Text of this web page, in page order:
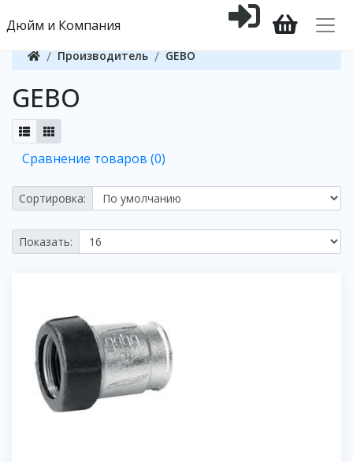
Дюйм и Компания
Производитель GEBO
GEBO
Сравнение товаров (0)
Сортировка:
Показать: